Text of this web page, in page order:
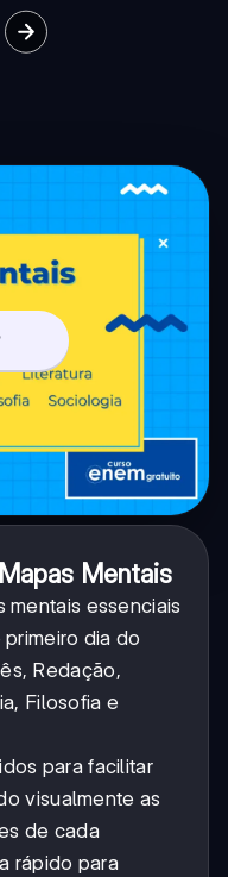
Mentais
mentais essenciais
dia do
Redação,
Filosofia e
para facilitar
visualmente as
de cada
rápido para